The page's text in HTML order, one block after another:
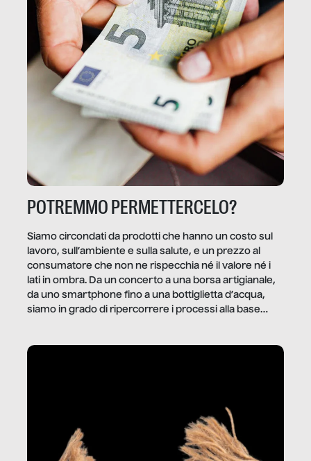
POTREMMO PERMETTERCELO?
Siamo circondati da prodotti che hanno un costo sul
lavoro, sull’ambiente e sulla salute, e un prezzo al
consumatore che non ne rispecchia né il valore né i
lati in ombra. Da un concerto a una borsa artigianale,
da uno smartphone fino a una bottiglietta d’acqua,
siamo in grado di ripercorrere i processi alla base
dietro gli oggetti e i servizi che fanno la nostra vita